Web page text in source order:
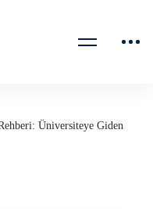
Üniversiteye Giden